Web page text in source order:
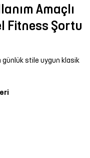
Amaçlı
Fitness Şortu
günlük stile uygun klasik